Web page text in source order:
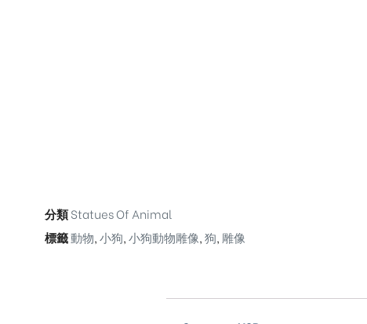
分類Statues Of Animal
標籤動物,小狗,小狗動物雕像,狗, 雕像